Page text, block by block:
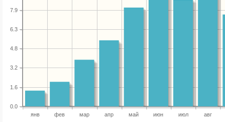
янв фев мар апр май июн июл авг
0.0
1.6
3.2
4.8
6.3
7.9